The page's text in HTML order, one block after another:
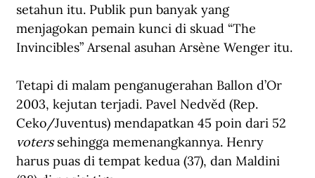
setahun itu. Publik pun banyak yang
menjagokan pemain kunci di skuad “The
Invincibles” Arsenal asuhan Arsène Wenger itu.
Tetapi di malam penganugerahan Ballon d’Or
2003, kejutan terjadi. Pavel Nedvěd (Rep.
Ceko/Juventus) mendapatkan 45 poin dari 52
voters sehingga memenangkannya. Henry
harus puas di tempat kedua (37), dan Maldini